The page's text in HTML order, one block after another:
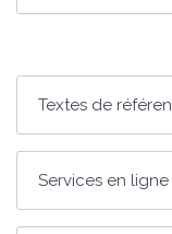
Textes de
Services en